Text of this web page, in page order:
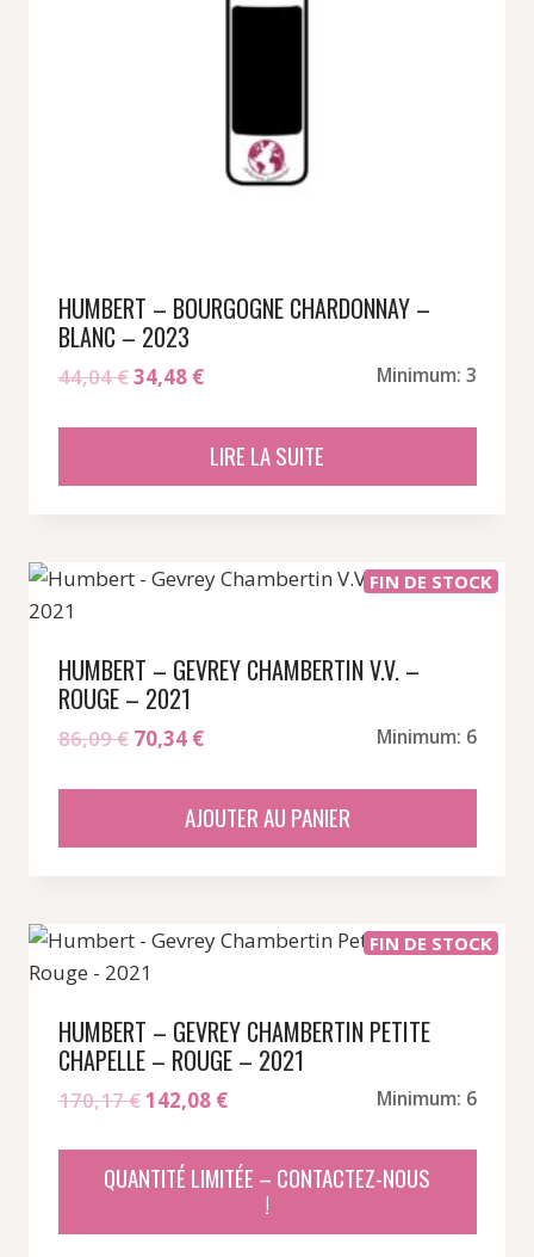
HUMBERT – BOURGOGNE CHARDONNAY –
BLANC – 2023
44,04€Le
34,48 €Le
est :
Minimum: 3
LIRE LA SUITE
FIN DE STOCK
HUMBERT – GEVREY CHAMBERTIN V.V. –
ROUGE – 2021
86,09€ Le
était :
70,34 €Le
est :
Minimum: 6
AJOUTER AU PANIER
FIN DE STOCK
HUMBERT – GEVREY CHAMBERTIN PETITE
CHAPELLE – ROUGE – 2021
170,17€Le
initial
était :
142,08 €Le
actuel
est :
Minimum: 6
QUANTITÉ LIMITÉE – CONTACTEZ-NOUS
!